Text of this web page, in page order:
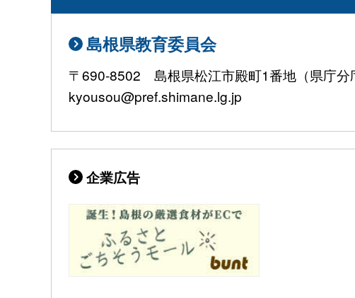
島根県教育委員会
〒690-8502 島根県松江市殿町1番地（県庁
kyousou@pref.shimane.lg.jp
企業広告